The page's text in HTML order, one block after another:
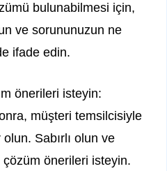
bulunabilmesi için,
ve sorununuzun ne
ifade edin.
önerileri isteyin:
müşteri temsilcisiyle
Sabırlı olun ve
önerileri isteyin.